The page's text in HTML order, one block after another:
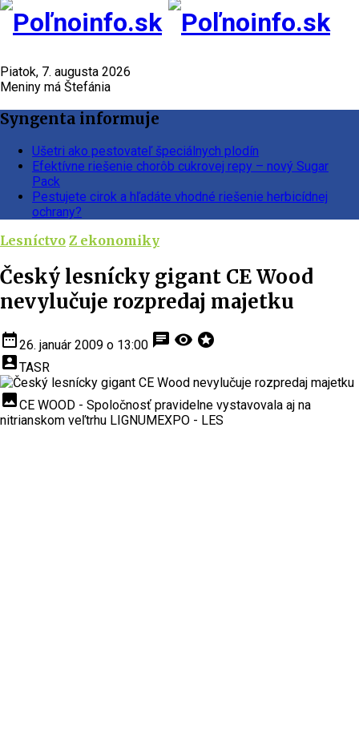
Piatok, 7. augusta 2026
Meniny má Štefánia
Syngenta informuje
Ušetri ako pestovateľ špeciálnych plodín
Efektívne riešenie chorôb cukrovej repy – nový Sugar
Pack
Pestujete cirok a hľadáte vhodné riešenie herbicídnej
ochrany?
Lesníctvo Z ekonomiky
Český lesnícky gigant CE Wood
nevylučuje rozpredaj majetku
date_range26. január 2009 o 13:00 chat visibility stars
account_boxTASR
insert_photoCE WOOD - Spoločnosť pravidelne vystavovala aj na
nitrianskom veľtrhu LIGNUMEXPO - LES